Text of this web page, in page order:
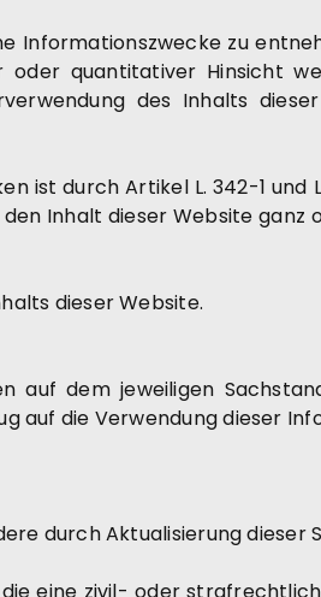
Informationszwecke zu
quantitativer Hinsicht
des Inhalts
ist durch Artikel L. 342-1 und
Inhalt dieser Website ganz
dieser Website.
auf dem jeweiligen
auf die Verwendung dieser
durch Aktualisierung dieser
eine zivil- oder